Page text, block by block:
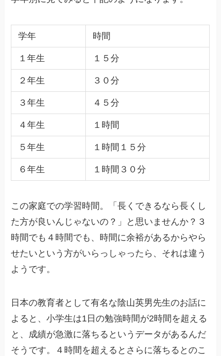
学年 時間
１年生 １５分
２年生 ３０分
３年生 ４５分
４年生 １時間
５年生 １時間１５分
６年生 １時間３０分
この家庭での学習時間。「長くできるなら長くし
た方が良いんじゃないの？」と思いませんか？３
時間でも４時間でも、時間に余裕があるからやら
せたいという方がいらっしゃったら、それは違う
ようです。
日本の教育者として有名な陰山英男先生のお話に
よると、小学生は1日の勉強時間が2時間を超える
と、成績が急激に落ちるというデータがあるんだ
そうです。４時間を超えるとさらに落ちるとのこ